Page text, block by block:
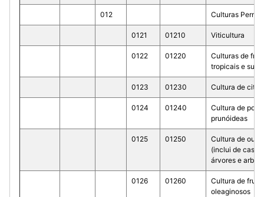
012 Culturas
0121 01210 Viticultura
0122 01220
Culturas de
tropicais e
0123 01230 Cultura de
0124 01240
Cultura de
prunóideas
0125 01250
Cultura de
(inclui de
árvores e
0126 01260
Cultura de
oleaginosos